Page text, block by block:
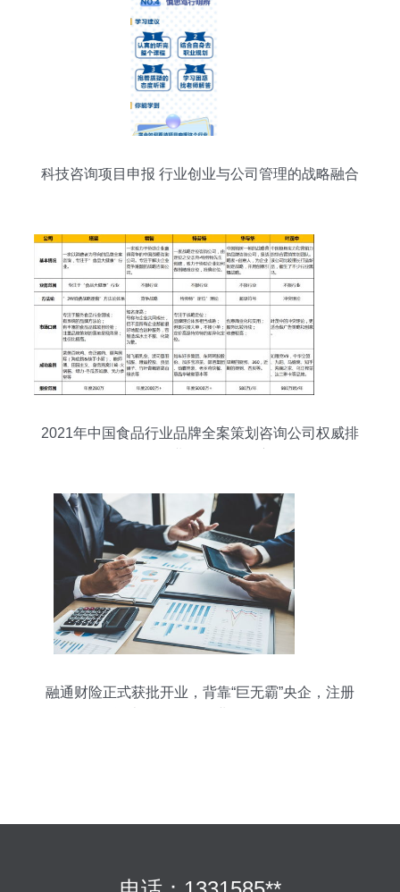
科技咨询项目申报 行业创业与公司管理的战略融合
2021年中国食品行业品牌全案策划咨询公司权威排
融通财险正式获批开业，背靠“巨无霸”央企，注册